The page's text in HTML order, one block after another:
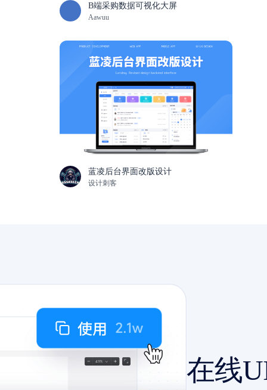
B端采购数据可视化大屏
Aawuu
蓝凌后台界面改版设计
设计刺客
在线